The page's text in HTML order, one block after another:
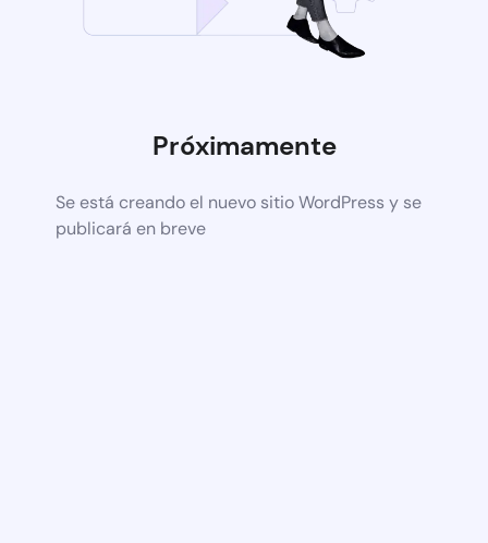
Próximamente
Se está creando el nuevo sitio WordPress y se
publicará en breve